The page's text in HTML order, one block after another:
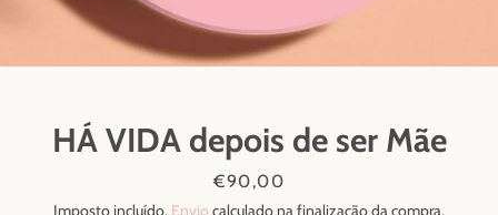
HÁ VIDA depois de ser Mãe
Preço
€90,00
Imposto incluído. Envio calculado na finalização da compra.